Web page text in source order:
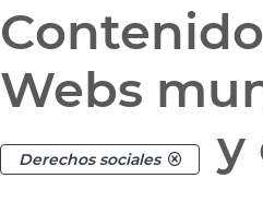
Webs
Derechos sociales
y